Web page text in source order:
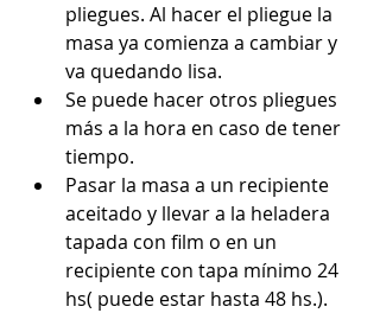
pliegues. Al hacer el pliegue la
masa ya comienza a cambiar y
va quedando lisa.
Se puede hacer otros pliegues
más a la hora en caso de tener
tiempo.
Pasar la masa a un recipiente
aceitado y llevar a la heladera
tapada con film o en un
recipiente con tapa mínimo 24
hs( puede estar hasta 48 hs.).